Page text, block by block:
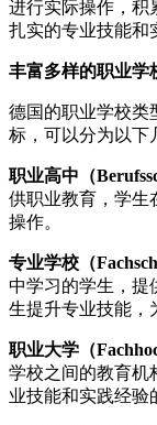
进行实际操作，积
扎实的专业技能和
丰富多样的职业学
德国的职业学校类
标，可以分为以下
职业高中（
供职业教育，学生
操作。
专业学校（
中学习的学生，提
生提升专业技能，
职业大学（
学校之间的教育机
业技能和实践经验